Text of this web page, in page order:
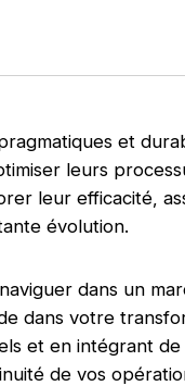
et
leurs
leur efficacité,
évolution.
dans un
dans votre
et en intégrant
de vos